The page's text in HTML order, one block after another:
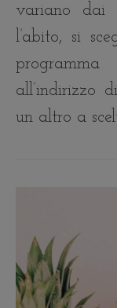
variano dai
l’abito, si
all’indirizzo
un altro a